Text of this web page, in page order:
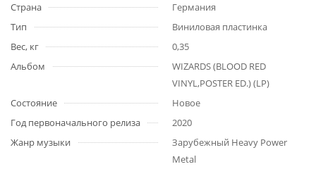
Страна
Германия
Тип
Виниловая пластинка
Вес, кг
0,35
Альбом
WIZARDS (BLOOD RED
VINYL,POSTER ED.) (LP)
Состояние
Новое
Год первоначального релиза
2020
Жанр музыки
Зарубежный Heavy Power
Metal